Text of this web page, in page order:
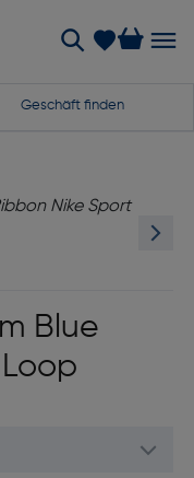
Geschäft finden
Blue